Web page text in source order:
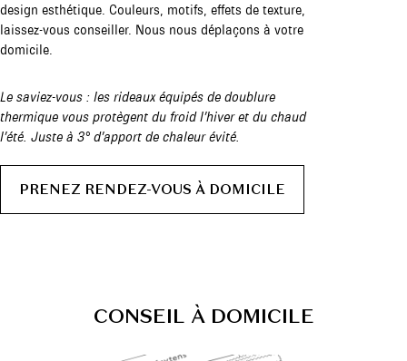
design esthétique. Couleurs, motifs, effets de texture,
laissez-vous conseiller. Nous nous déplaçons à votre
domicile.
Le saviez-vous : les rideaux équipés de doublure
thermique vous protègent du froid l’hiver et du chaud
l’été. Juste à 3° d’apport de chaleur évité.
PRENEZ RENDEZ-VOUS À DOMICILE
CONSEIL À DOMICILE